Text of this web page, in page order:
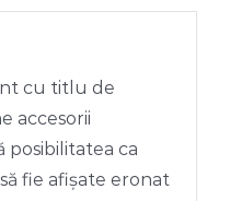
cu titlu de
accesorii
posibilitatea ca
fie afișate eronat